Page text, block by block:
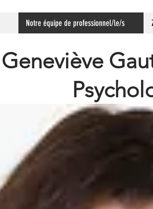
Notre équipe de professionnel/le/s
Geneviève